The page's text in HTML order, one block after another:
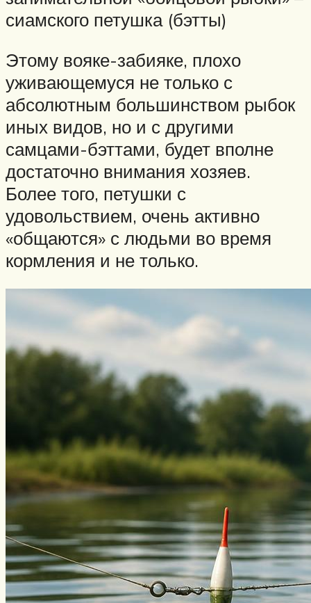
сиамского петушка (бэтты)
Этому вояке-забияке, плохо
уживающемуся не только с
абсолютным большинством рыбок
иных видов, но и с другими
самцами-бэттами, будет вполне
достаточно внимания хозяев.
Более того, петушки с
удовольствием, очень активно
«общаются» с людьми во время
кормления и не только.